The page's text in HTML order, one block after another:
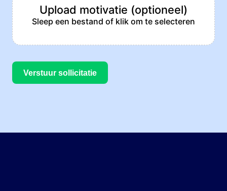
Upload motivatie (optioneel)
Sleep een bestand of klik om te selecteren
Verstuur sollicitatie